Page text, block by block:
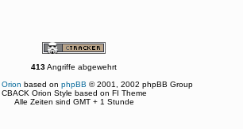
413Angriffe abgewehrt
Orion based on phpBB © 2001, 2002 phpBB Group
CBACK Orion Style based on FI Theme
Alle Zeiten sind GMT + 1 Stunde